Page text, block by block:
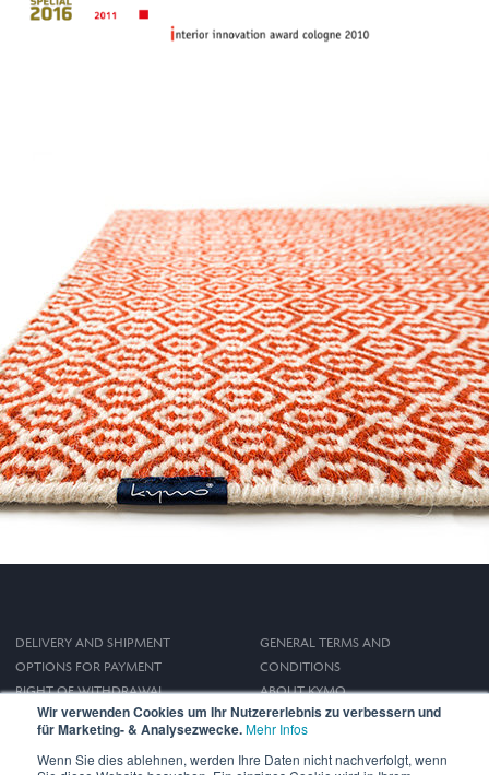
Wir verwenden Cookies um Ihr Nutzererlebnis zu verbessern und
für Marketing- & Analysezwecke.Mehr Infos
Wenn Sie dies ablehnen, werden Ihre Daten nicht nachverfolgt, wenn
DELIVERY AND SHIPMENT
OPTIONS FOR PAYMENT
RIGHT OF WITHDRAWAL
GENERAL TERMS AND
CONDITIONS
ABOUT KYMO
IMPRINT
PRIVACY POLICY